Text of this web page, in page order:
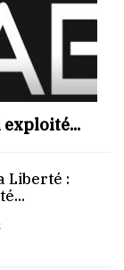
exploité...
Liberté :